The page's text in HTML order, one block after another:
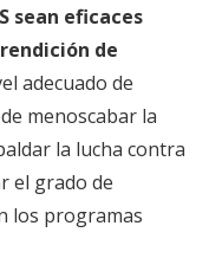
sean eficaces
de
adecuado de
menoscabar la
la lucha contra
el grado de
los programas